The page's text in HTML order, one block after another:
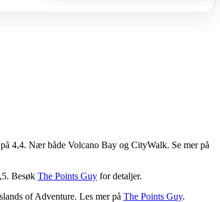
4,4. Nær både Volcano Bay og CityWalk. Se mer på
Besøk The Points Guy for detaljer.
of Adventure. Les mer på The Points Guy.